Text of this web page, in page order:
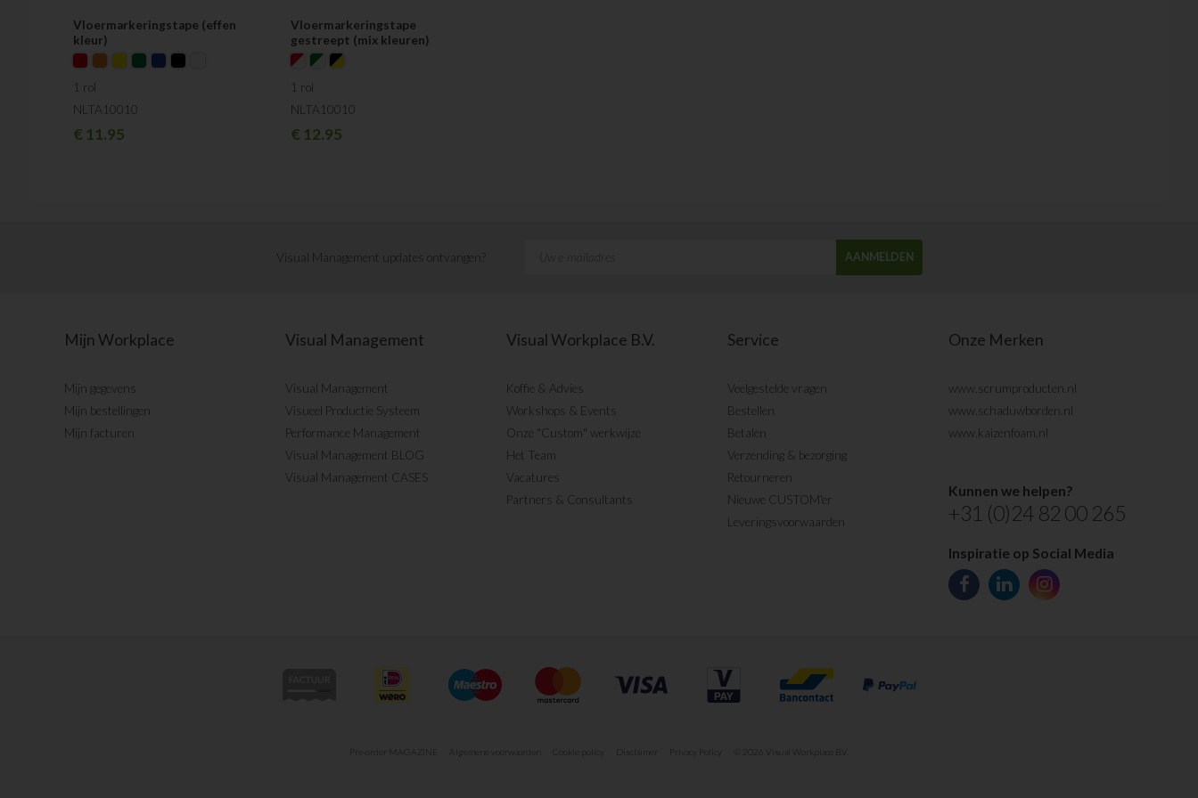
Vloermarkeringstape (effen
kleur)
1 rol
NLTA10010
€11.95
Vloermarkeringstape
gestreept (mix kleuren)
1 rol
NLTA10010
€12.95
Visual Management updates ontvangen? AANMELDEN
Mijn Workplace
Mijn gegevens
Mijn bestellingen
Mijn facturen
Visual Management
Visual Management
Visueel Productie Systeem
Performance Management
Visual Management BLOG
Visual Management CASES
Visual Workplace B.V.
Koffie & Advies
Workshops & Events
Onze "Custom" werkwijze
Het Team
Vacatures
Partners & Consultants
Service
Veelgestelde vragen
Bestellen
Betalen
Verzending & bezorging
Retourneren
Nieuwe CUSTOM'er
Leveringsvoorwaarden
Onze Merken
www.scrumproducten.nl
www.schaduwborden.nl
www.kaizenfoam.nl
Kunnen we helpen?
+31 (0)24 82 00 265
Inspiratie op Social Media
Pre-order MAGAZINE Algemene voorwaarden Disclaimer © 2026 Visual Workplace B.V.